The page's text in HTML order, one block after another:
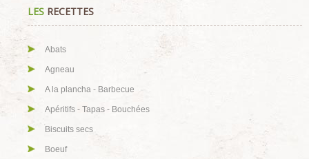
LES RECETTES
Abats
Agneau
A la plancha - Barbecue
Apéritifs - Tapas - Bouchées
Biscuits secs
Boeuf